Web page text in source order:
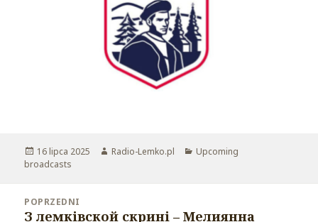
Opublikowano
16 lipca 2025 Autor
Radio-Lemko.pl Kategorie
Upcoming
broadcasts
wpisu
POPRZEDNI
Poprzedni
З лемківской скрині – Мелиянна